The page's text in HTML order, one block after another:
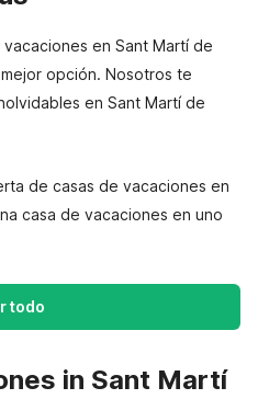
en Sant Martí de
opción. Nosotros te
en Sant Martí de
de casas de vacaciones en
casa de vacaciones en uno
todo
in Sant Martí